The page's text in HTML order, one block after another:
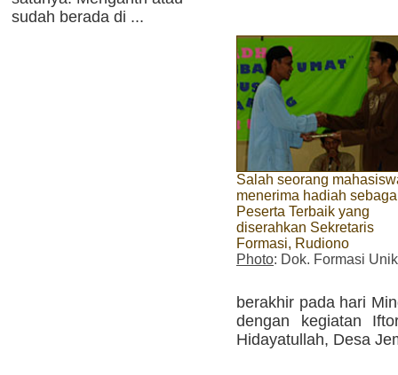
sudah berada di ...
Salah seorang
menerima hadiah
Peserta Terbaik yang
diserahkan Sekretaris
Formasi, Rudiono
Photo: Dok. Formasi
berakhir pada hari
dengan kegiatan
Hidayatullah, Desa